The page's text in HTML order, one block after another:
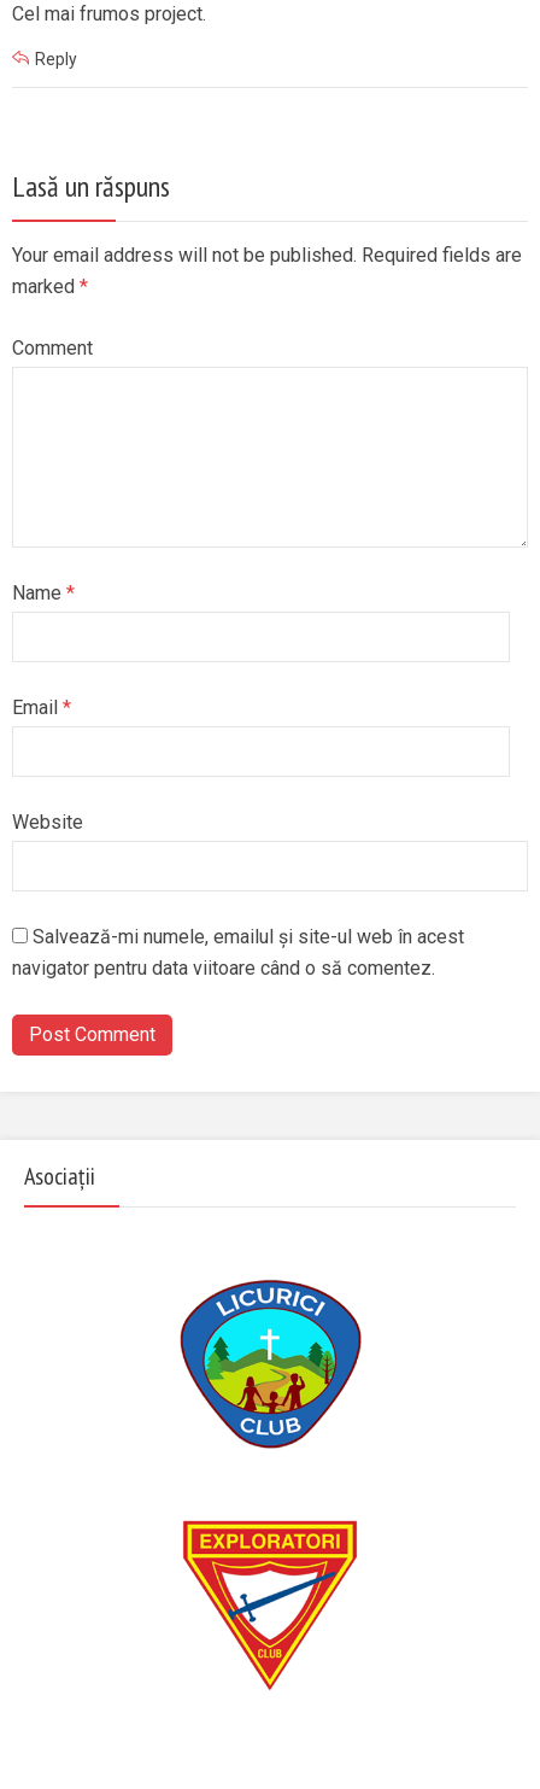
Cel mai frumos project.
Reply
Lasă un răspuns
Your email address will not be published. Required fields are
marked *
Comment
Name *
Email *
Website
Salvează-mi numele, emailul și site-ul web în acest
navigator pentru data viitoare când o să comentez.
Asociații